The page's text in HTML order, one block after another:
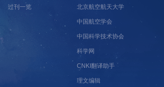
过刊一览 北京航空航天大学
中国航空学会
中国科学技术协会
科学网
CNKI翻译助手
理文编辑